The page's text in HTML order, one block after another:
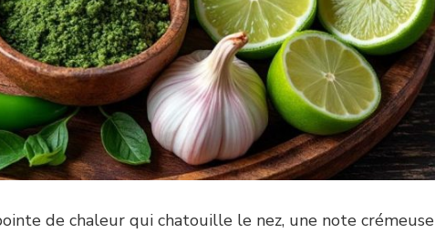
de chaleur qui chatouille le nez, une note crémeuse